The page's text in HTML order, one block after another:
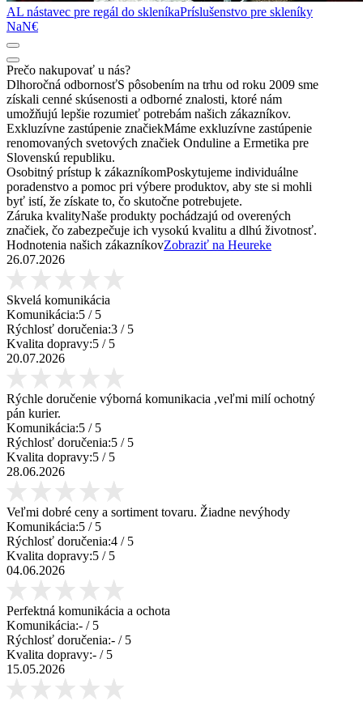
AL nástavec pre regál do skleníkaPríslušenstvo pre skleníky
NaN€
Prečo nakupovať u nás?
Dlhoročná odbornosťS pôsobením na trhu od roku 2009 sme
získali cenné skúsenosti a odborné znalosti, ktoré nám
umožňujú lepšie rozumieť potrebám našich zákazníkov.
Exkluzívne zastúpenie značiekMáme exkluzívne zastúpenie
renomovaných svetových značiek Onduline a Ermetika pre
Slovenskú republiku.
Osobitný prístup k zákazníkomPoskytujeme individuálne
poradenstvo a pomoc pri výbere produktov, aby ste si mohli
byť istí, že získate to, čo skutočne potrebujete.
Záruka kvalityNaše produkty pochádzajú od overených
značiek, čo zabezpečuje ich vysokú kvalitu a dlhú životnosť.
Hodnotenia našich zákazníkovZobraziť na Heureke
26.07.2026
Skvelá komunikácia
Komunikácia:5 / 5
Rýchlosť doručenia:3 / 5
Kvalita dopravy:5 / 5
20.07.2026
Rýchle doručenie výborná komunikacia ,veľmi milí ochotný
pán kurier.
Komunikácia:5 / 5
Rýchlosť doručenia:5 / 5
Kvalita dopravy:5 / 5
28.06.2026
Veľmi dobré ceny a sortiment tovaru. Žiadne nevýhody
Komunikácia:5 / 5
Rýchlosť doručenia:4 / 5
Kvalita dopravy:5 / 5
04.06.2026
Perfektná komunikácia a ochota
Komunikácia:- / 5
Rýchlosť doručenia:- / 5
Kvalita dopravy:- / 5
15.05.2026